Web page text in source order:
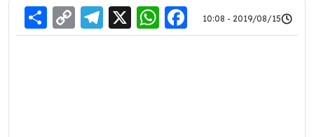
2019/08/15 - 10:08
Facebook
WhatsApp
X
Link